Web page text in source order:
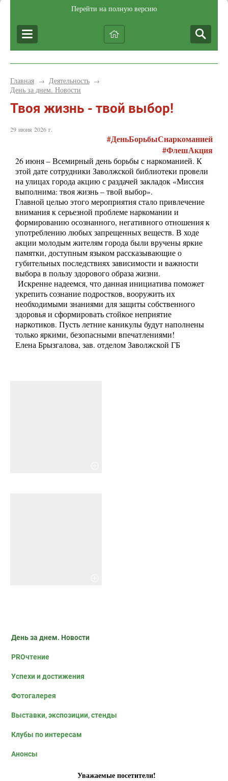
Перейти на полную версию
Главная → Деятельность →
День за днем. Новости
Твоя жизнь - твой выбор!
29 июня 2026 г.
#ДеньБорьбыСнаркоманией
#ФлешАкция
26 июня – Всемирный день борьбы с наркоманией. К
этой дате сотрудники Заволжской библиотеки провели
на улицах города акцию с раздачей закладок «Миссия
выполнима: твоя жизнь – твой выбор».
Главной целью этого мероприятия стало привлечение
внимания к серьезной проблеме наркомании и
формированию осознанного, негативного отношения к
употреблению любых запрещенных веществ. В ходе
акции молодым жителям города были вручены яркие
памятки, доступным языком рассказывающие о
губительных последствиях зависимости и важности
выбора в пользу здорового образа жизни.
Искренне надеемся, что данная инициатива поможет
укрепить сознание подростков, вооружить их
необходимыми знаниями для защиты собственного
здоровья и сформировать стойкое неприятие
наркотиков. Пусть летние каникулы будут наполнены
только яркими, безопасными впечатлениями!
Елена Брызгалова, зав. отделом Заволжской ГБ
День за днем. Новости
PROчтение
Успехи и достижения
Фотогалерея
Выставки, экспозиции, стенды
Клубы по интересам
Анонсы
Уважаемые посетители!